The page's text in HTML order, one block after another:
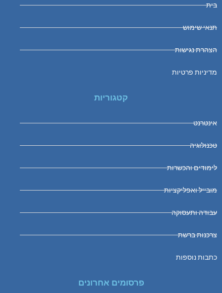
בית
תנאי שימוש
הצהרת נגישות
מדיניות פרטיות
קטגוריות
אינטרנט
טכנולוגיה
לימודים והכשרות
מובייל ואפליקציות
עבודה ותעסוקה
צרכנות ברשת
כתבות נוספות
פרסומים אחרונים